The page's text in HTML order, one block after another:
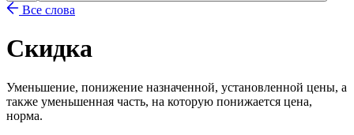
Все слова
Скидка
Уменьшение, понижение назначенной, установленной цены, а
также уменьшенная часть, на которую понижается цена,
норма.